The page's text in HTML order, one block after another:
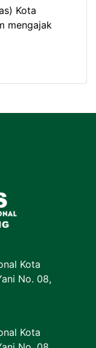
Kota
mengajak
Kota
No. 08,
Kota